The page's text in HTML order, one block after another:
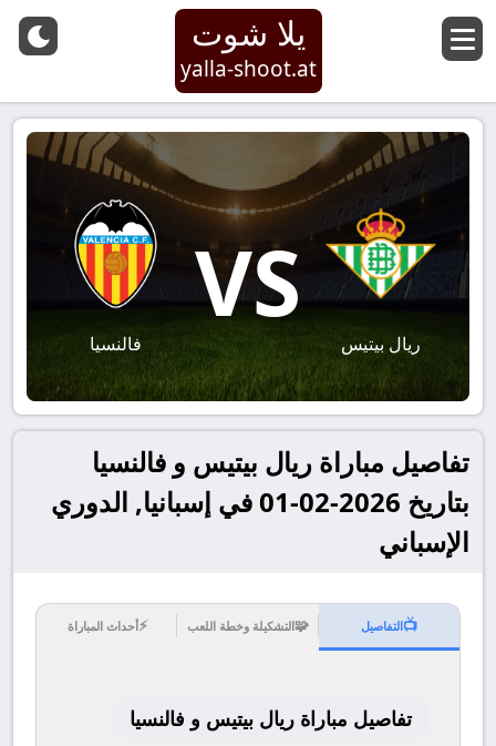
يلا شوت
yalla-shoot.at
ريال بيتيس
VS
فالنسيا
تفاصيل مباراة ريال بيتيس و فالنسيا
بتاريخ 2026-02-01 في إسبانيا, الدوري
الإسباني
📺التفاصيل 🧩التشكيلة وخطة اللعب ⚡أحداث المباراة
تفاصيل مباراة ريال بيتيس و فالنسيا